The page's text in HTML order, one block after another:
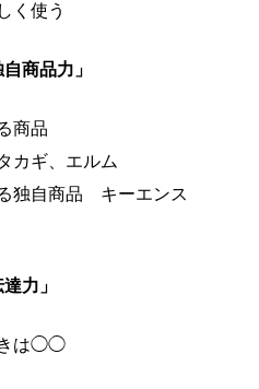
く使う
商品力」
商品
カギ、エルム
独自商品 キーエンス
力」
きは◯◯